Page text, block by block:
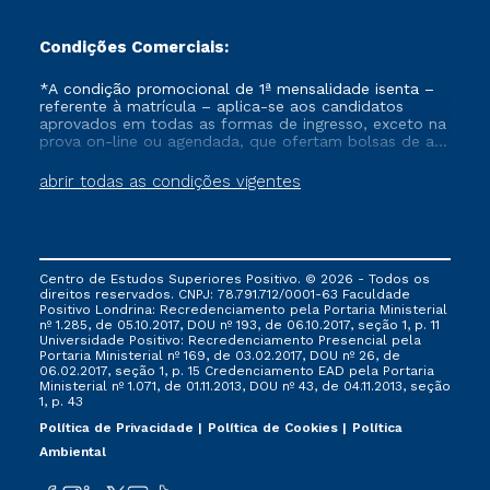
Condições Comerciais:
abrir todas as condições vigentes
*A condição promocional de 1ª mensalidade isenta –
referente à matrícula – aplica-se aos candidatos
aprovados em todas as formas de ingresso, exceto na
prova on-line ou agendada, que ofertam bolsas de até
vigente, que ainda não tenham efetivado e/ou não
tenham cancelado ou trancado sua matrícula em uma
via FIES, Prouni e outros programas governamentais, e
não se acumula com nenhuma outra campanha
ofertada pela Instituição.
Centro de Estudos Superiores Positivo. © 2026 - Todos os
direitos reservados. CNPJ: 78.791.712/0001-63 Faculdade
Positivo Londrina: Recredenciamento pela Portaria Ministerial
nº 1.285, de 05.10.2017, DOU nº 193, de 06.10.2017, seção 1, p. 11
Universidade Positivo: Recredenciamento Presencial ​pela
Portaria Ministerial nº 169, de 03.02.2017, DOU nº 26, de
06.02.2017, seção 1, p. 15 Credenciamento EAD pela Portaria
Ministerial nº 1.071, de 01.11.2013, DOU nº 43, de 04.11.2013, seção
1, p. 43
Política de Privacidade
Política de Cookies
Política
Ambiental